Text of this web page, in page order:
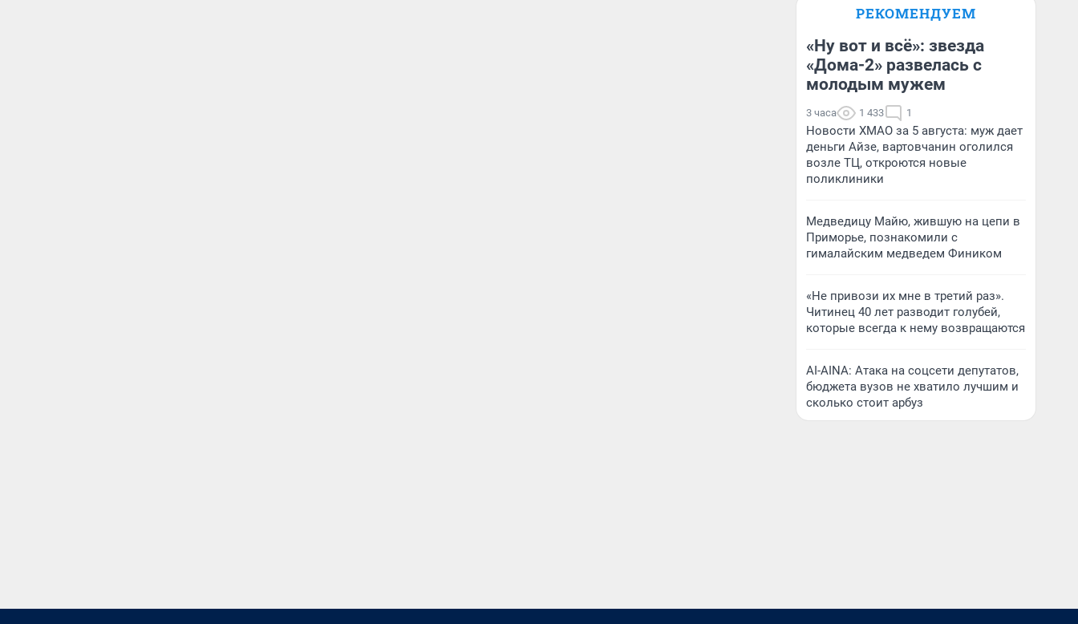
РЕКОМЕНДУЕМ
«Ну вот и всё»: звезда
«Дома-2» развелась с
молодым мужем
3 часа 1 433 1
Новости ХМАО за 5 августа: муж дает
деньги Айзе, вартовчанин оголился
возле ТЦ, откроются новые
поликлиники
Медведицу Майю, жившую на цепи в
Приморье, познакомили с
гималайским медведем Фиником
«Не привози их мне в третий раз».
Читинец 40 лет разводит голубей,
которые всегда к нему возвращаются
AI-AINA: Атака на соцсети депутатов,
бюджета вузов не хватило лучшим и
сколько стоит арбуз